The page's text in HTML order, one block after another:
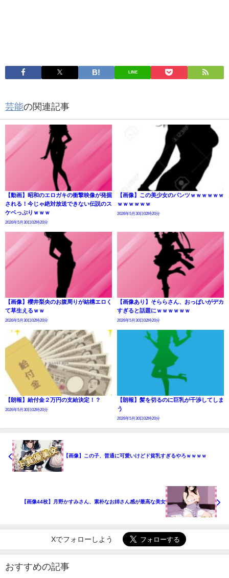
LINE
芸能の関連記事
【動画】昭和のエロガキの衝撃映像が発掘
される！今じゃ絶対放送できない伝説のス
ケベっぷりｗｗｗ
2026年5月30日02時20分
【画像】この美少女のパンツｗｗｗｗｗｗ
ｗｗｗｗｗｗ
2026年5月30日02時20分
【画像】櫻井梨央のお腹周りが結構エロく
て草生えるｗｗ
2026年5月30日02時20分
【画像あり】そららさん、おっぱいがデカ
すぎると話題にｗｗｗｗｗｗ
2026年5月30日02時20分
【朗報】給付金２万円の支給決定！？
2026年5月30日02時20分
【朗報】髪を切るのに巨乳が干渉してしま
う
2026年5月30日02時20分
【画像】この子、普通に可愛いけどド貧乳すぎるやろｗｗｗｗ
【画像44枚】月野かすみさん、素朴なお姉さん感が最高な美女
Xでフォローしよう
おすすめの記事